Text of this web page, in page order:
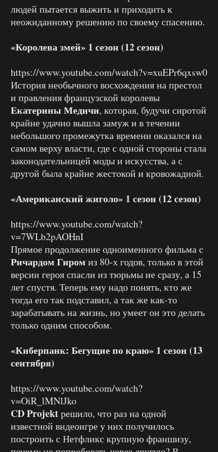
людей пытается выжить и приходить к
неожиданному решению по своему спасению.
«Королева змей» 1 сезон (12 сезон)
https://www.youtube.com/watch?v=xuEPr6qxsw0
История необычного восхождения на престол
и правления французской королевы
Екатерины Медичи, которая, будучи сиротой
крайне удачно вышла замуж и в течении
небольшого промежутка времени оказался на
самом верху власти, где с одной стороны стала
законодательницей моды и искусства, а с
другой была крайне жестокой и кровожадной.
«Американский жиголо» 1 сезон (12 сезон)
https://www.youtube.com/watch?
v=7WLb2pAOHnI
Прямое продолжение одноименного фильма с
Ричардом Гиром из 80-х годов, только в этой
версии героя спасли из тюрьмы не сразу, а 15
лет спустя. Теперь ему надо понять, кто же
тогда его так подставил, а так же как-то
зарабатывать на жизнь, но умеет он это делать
только одним способом.
«Киберпанк: Бегущие по краю» 1 сезон (13
сентября)
https://www.youtube.com/watch?
v=OiR_lMNlJko
CD Projektрешило, что раз на одной
известной видеоигре у них получилось
построить с Нетфликс крупную франшизу,